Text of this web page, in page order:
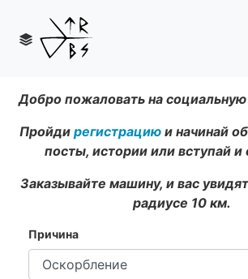
Добро пожаловать на социальную
Пройди регистрацию и начинай
посты, истории или вступай
Заказывайте машину, и вас
радиусе 10 км.
Причина